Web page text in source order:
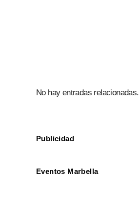
No hay entradas relacionadas.
Publicidad
Eventos Marbella